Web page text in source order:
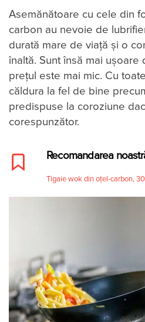
Asemănătoare cu cele din
carbon au nevoie de
durată mare de viață și o
înaltă. Sunt însă mai
prețul este mai mic. Cu
căldura la fel de bine
predispuse la coroziune
corespunzător.
Recomandarea
Tigaie wok din oțel-carbon,